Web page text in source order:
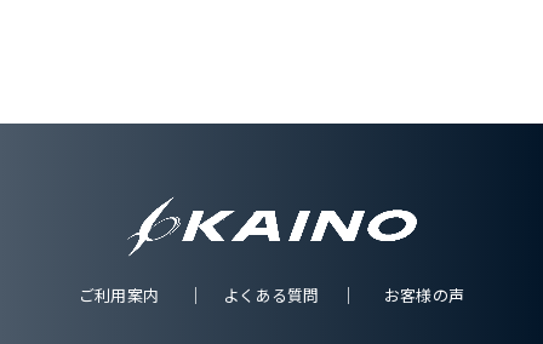
ご利用案内 よくある質問 お客様の声